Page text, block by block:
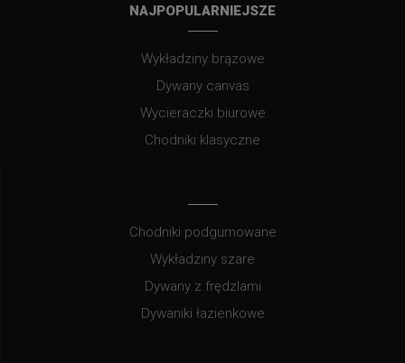
NAJPOPULARNIEJSZE
Wykładziny brązowe
Dywany canvas
Wycieraczki biurowe
Chodniki klasyczne
Chodniki podgumowane
Wykładziny szare
Dywany z frędzlami
Dywaniki łazienkowe